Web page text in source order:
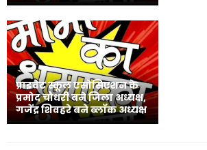
प्राइवेट स्कूल एसोसिएशन के
प्रमोद चौधरी बने जिला अध्यक्ष,
गजेंद्र शिवहरे बने ब्लॉक अध्यक्ष